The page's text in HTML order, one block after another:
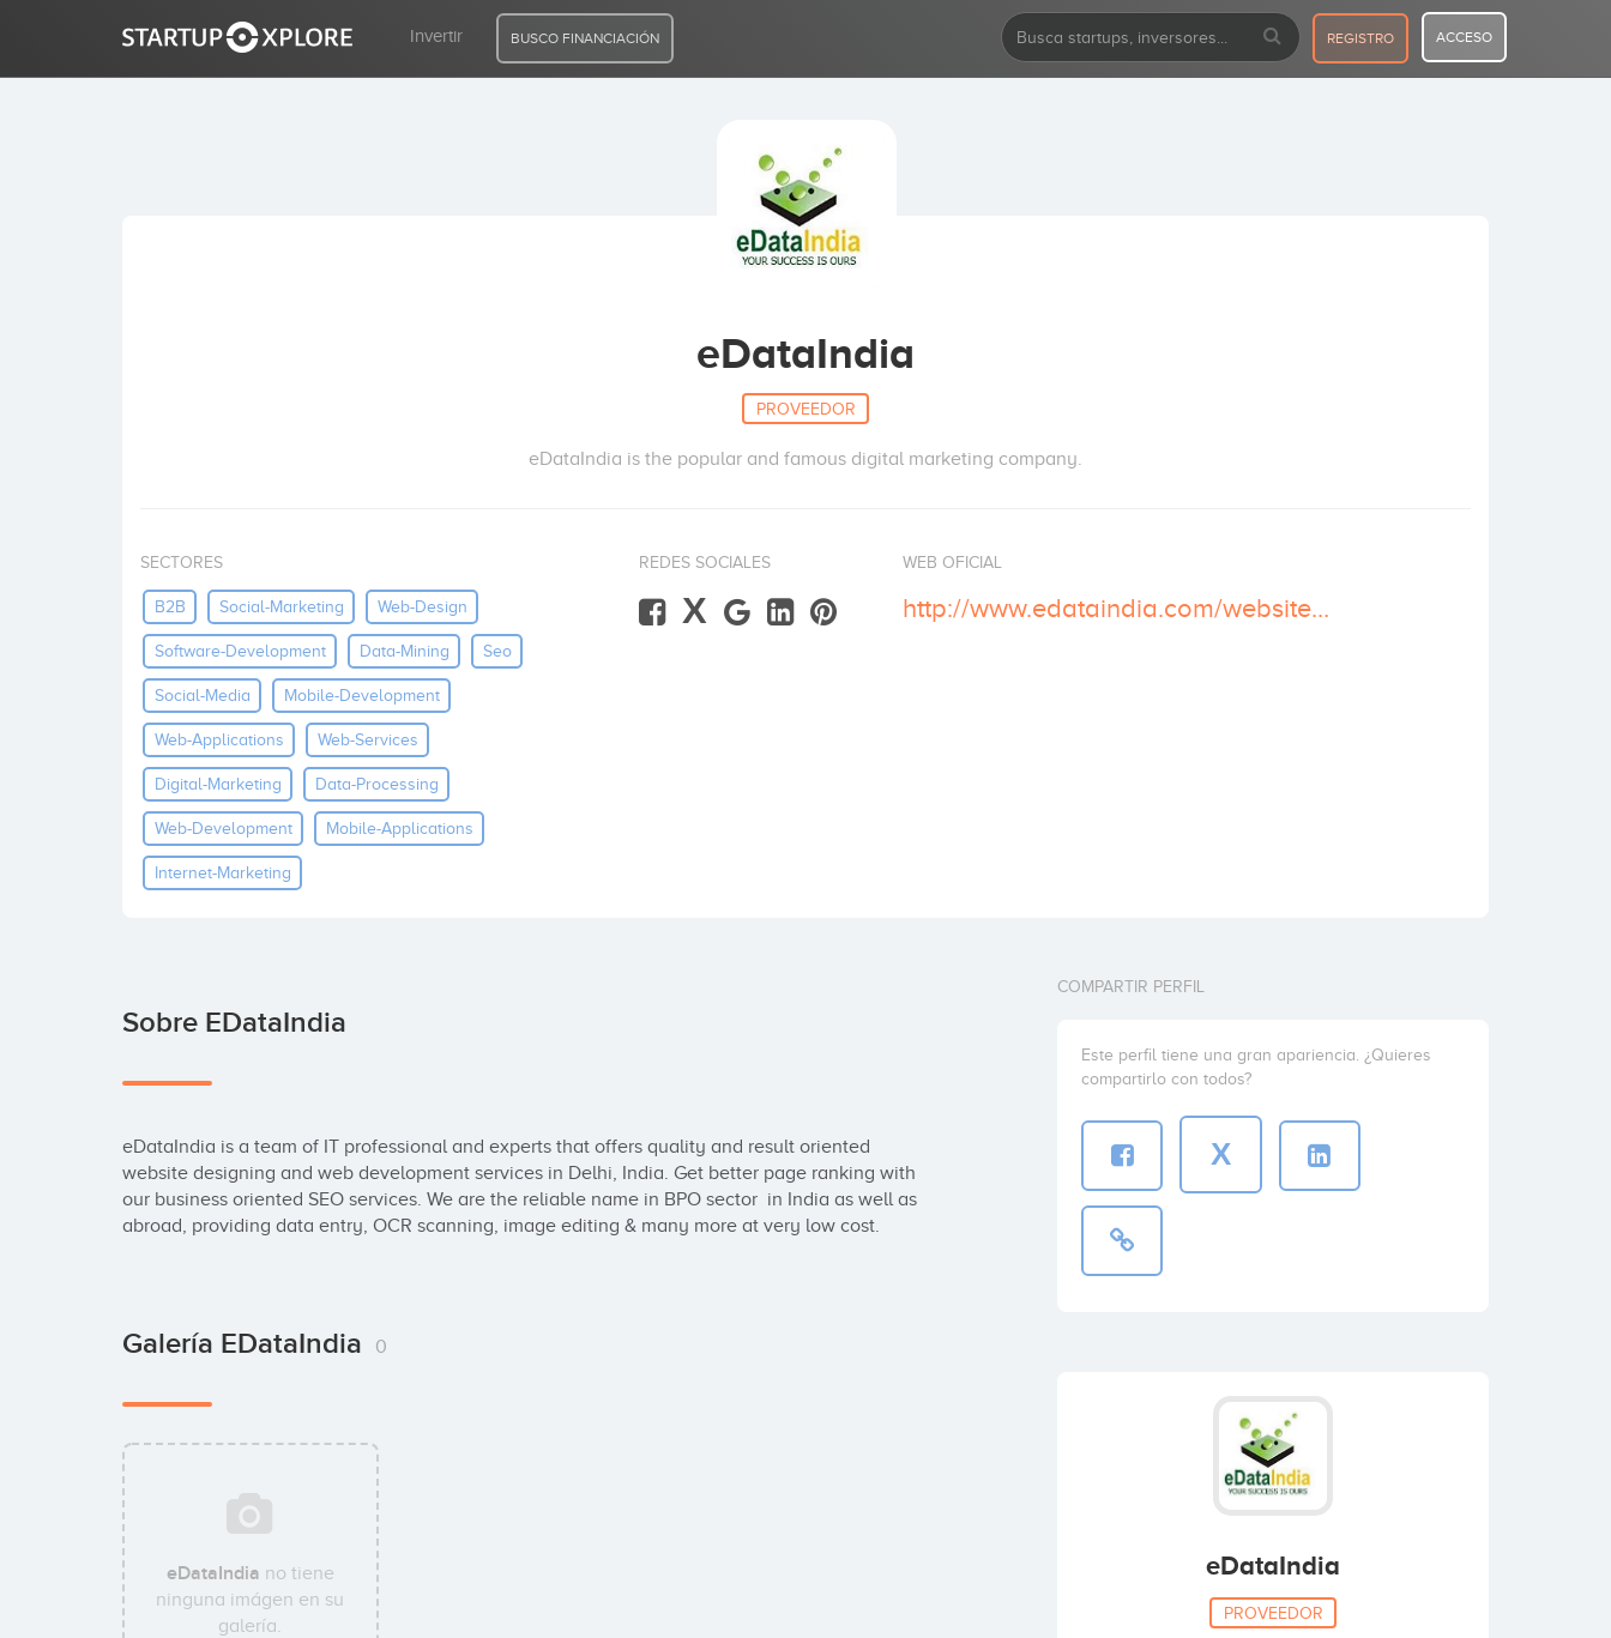
Invertir BUSCO FINANCIACIÓN REGISTRO ACCESO
eDataIndia
PROVEEDOR
eDataIndia is the popular and famous digital marketing company.
SECTORES
B2B Social-Marketing Web-Design
Software-Development Data-Mining Seo
Social-Media Mobile-Development
Web-Applications Web-Services
Digital-Marketing Data-Processing
Web-Development Mobile-Applications
Internet-Marketing
REDES SOCIALES
X
WEB OFICIAL
http://www.edataindia.com/website-development/
Sobre EDataIndia
eDataIndia is a team of IT professional and experts that offers quality and result oriented
website designing and web development services in Delhi, India. Get better page ranking with
our business oriented SEO services. We are the reliable name in BPO sector  in India as well as
abroad, providing data entry, OCR scanning, image editing & many more at very low cost.
Galería EDataIndia 0
eDataIndia no tiene
ninguna imágen en su
galería.
COMPARTIR PERFIL
Este perfil tiene una gran apariencia. ¿Quieres
compartirlo con todos?
X
eDataIndia
PROVEEDOR